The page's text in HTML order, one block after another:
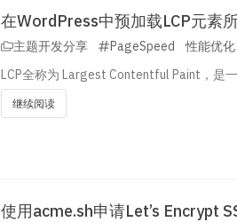
在WordPress中预加载LCP元素
主题开发分享 PageSpeed 性能优化
LCP全称为 Largest Contentful Paint，是
继续阅读
使用acme.sh申请Let’s Encrypt